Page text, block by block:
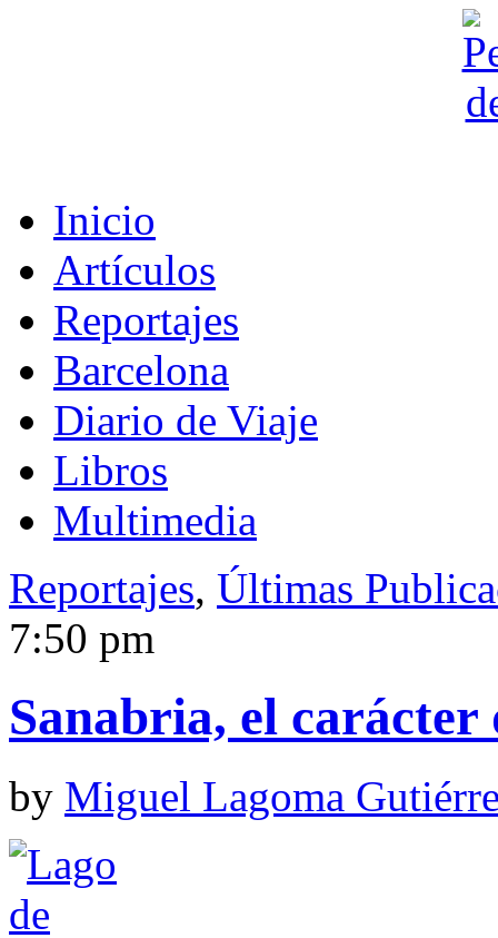
Inicio
Artículos
Reportajes
Barcelona
Diario de Viaje
Libros
Multimedia
Reportajes, Últimas
7:50 pm
Sanabria, el carácter
by Miguel Lagoma